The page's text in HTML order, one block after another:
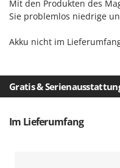
Macom
Makita
Marcato
Marina Systems
Master
Mit den Produkten des
Sie problemlos niedrige
Akku nicht im
Gratis &
Im Lieferumfang